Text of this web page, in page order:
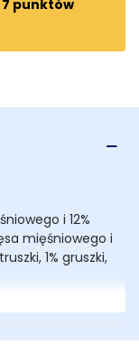
7 punktów
i 12%
mięśniowego i
1% gruszki,
A: 2670,
Cynk